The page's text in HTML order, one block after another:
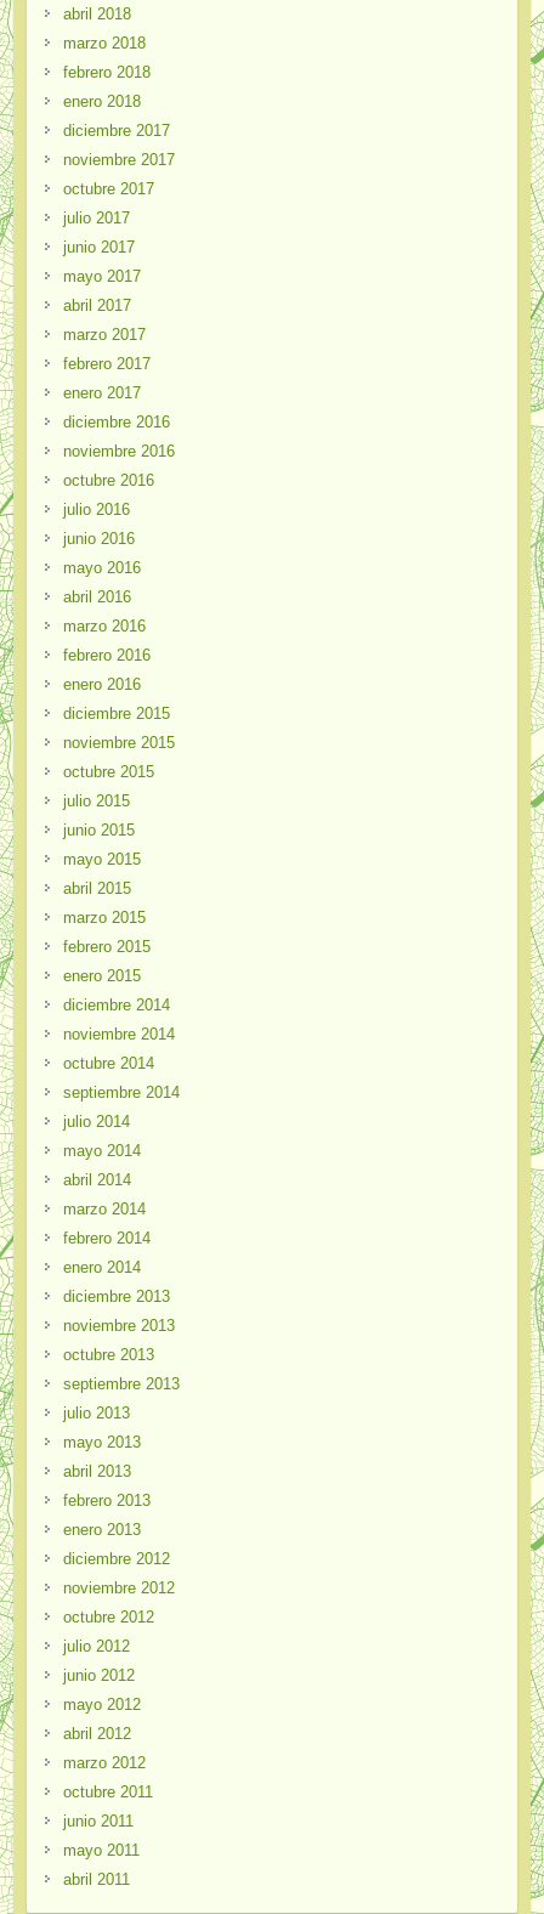
abril 2018
marzo 2018
febrero 2018
enero 2018
diciembre 2017
noviembre 2017
octubre 2017
julio 2017
junio 2017
mayo 2017
abril 2017
marzo 2017
febrero 2017
enero 2017
diciembre 2016
noviembre 2016
octubre 2016
julio 2016
junio 2016
mayo 2016
abril 2016
marzo 2016
febrero 2016
enero 2016
diciembre 2015
noviembre 2015
octubre 2015
julio 2015
junio 2015
mayo 2015
abril 2015
marzo 2015
febrero 2015
enero 2015
diciembre 2014
noviembre 2014
octubre 2014
septiembre 2014
julio 2014
mayo 2014
abril 2014
marzo 2014
febrero 2014
enero 2014
diciembre 2013
noviembre 2013
octubre 2013
septiembre 2013
julio 2013
mayo 2013
abril 2013
febrero 2013
enero 2013
diciembre 2012
noviembre 2012
octubre 2012
julio 2012
junio 2012
mayo 2012
abril 2012
marzo 2012
octubre 2011
junio 2011
mayo 2011
abril 2011